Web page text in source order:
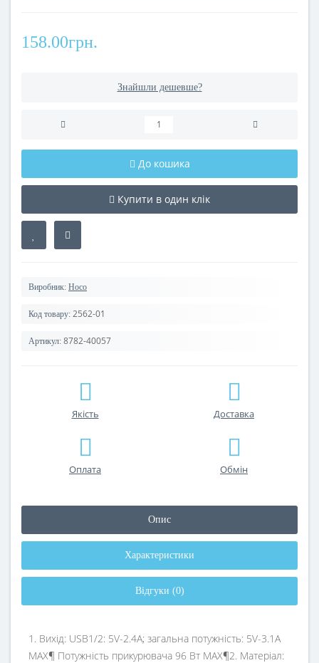
158.00грн.
Знайшли дешевше?
До кошика
Купити в один клік
Виробник: Hoco
Код товару: 2562-01
Артикул: 8782-40057
Якість Доставка
Оплата Обмін
Опис
Характеристики
Відгуки (0)
1. Вихід: USB1/2: 5V-2.4A; загальна потужність: 5V-3.1A
MAX¶ Потужність прикурювача 96 Вт MAX¶2. Матеріал: